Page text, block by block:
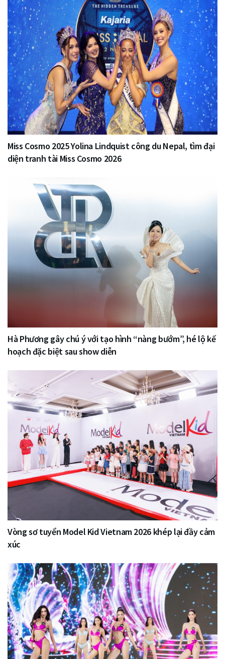
Miss Cosmo 2025 Yolina Lindquist công du Nepal, tìm đại
diện tranh tài Miss Cosmo 2026
Hà Phương gây chú ý với tạo hình “nàng bướm”, hé lộ kế
hoạch đặc biệt sau show diễn
Vòng sơ tuyển Model Kid Vietnam 2026 khép lại đầy cảm
xúc